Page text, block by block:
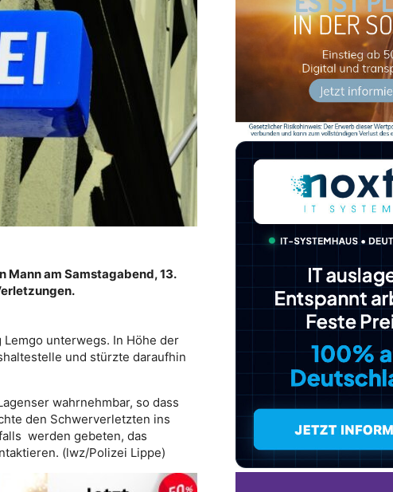
Mann am Samstagabend, 13.
Lemgo unterwegs. In Höhe der
und stürzte daraufhin
wahrnehmbar, so dass
den Schwerverletzten ins
werden gebeten, das
(lwz/Polizei Lippe)